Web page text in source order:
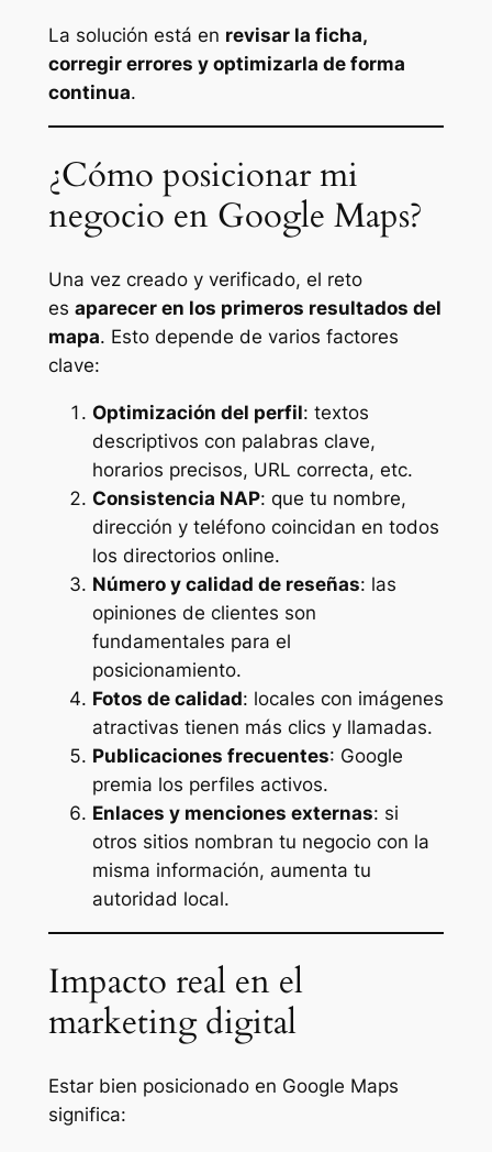
La solución está en revisar la ficha,
corregir errores y optimizarla de forma
continua.
¿Cómo posicionar mi
negocio en Google Maps?
Una vez creado y verificado, el reto
es aparecer en los primeros resultados del
mapa. Esto depende de varios factores
clave:
Optimización del perfil: textos
descriptivos con palabras clave,
horarios precisos, URL correcta, etc.
Consistencia NAP: que tu nombre,
dirección y teléfono coincidan en todos
los directorios online.
Número y calidad de reseñas: las
opiniones de clientes son
fundamentales para el
posicionamiento.
Fotos de calidad: locales con imágenes
atractivas tienen más clics y llamadas.
Publicaciones frecuentes: Google
premia los perfiles activos.
Enlaces y menciones externas: si
otros sitios nombran tu negocio con la
misma información, aumenta tu
autoridad local.
Impacto real en el
marketing digital
Estar bien posicionado en Google Maps
significa: